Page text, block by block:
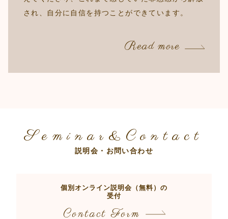
され、自分に自信を持つことができています。
Read more
Seminar&Contact
説明会・お問い合わせ
個別オンライン説明会（無料）の
受付
Contact Form